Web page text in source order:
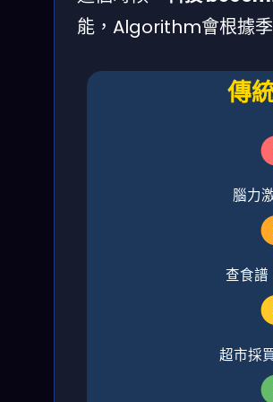
能，Algorithm會根據季
傳
腦力
查食譜
超市採